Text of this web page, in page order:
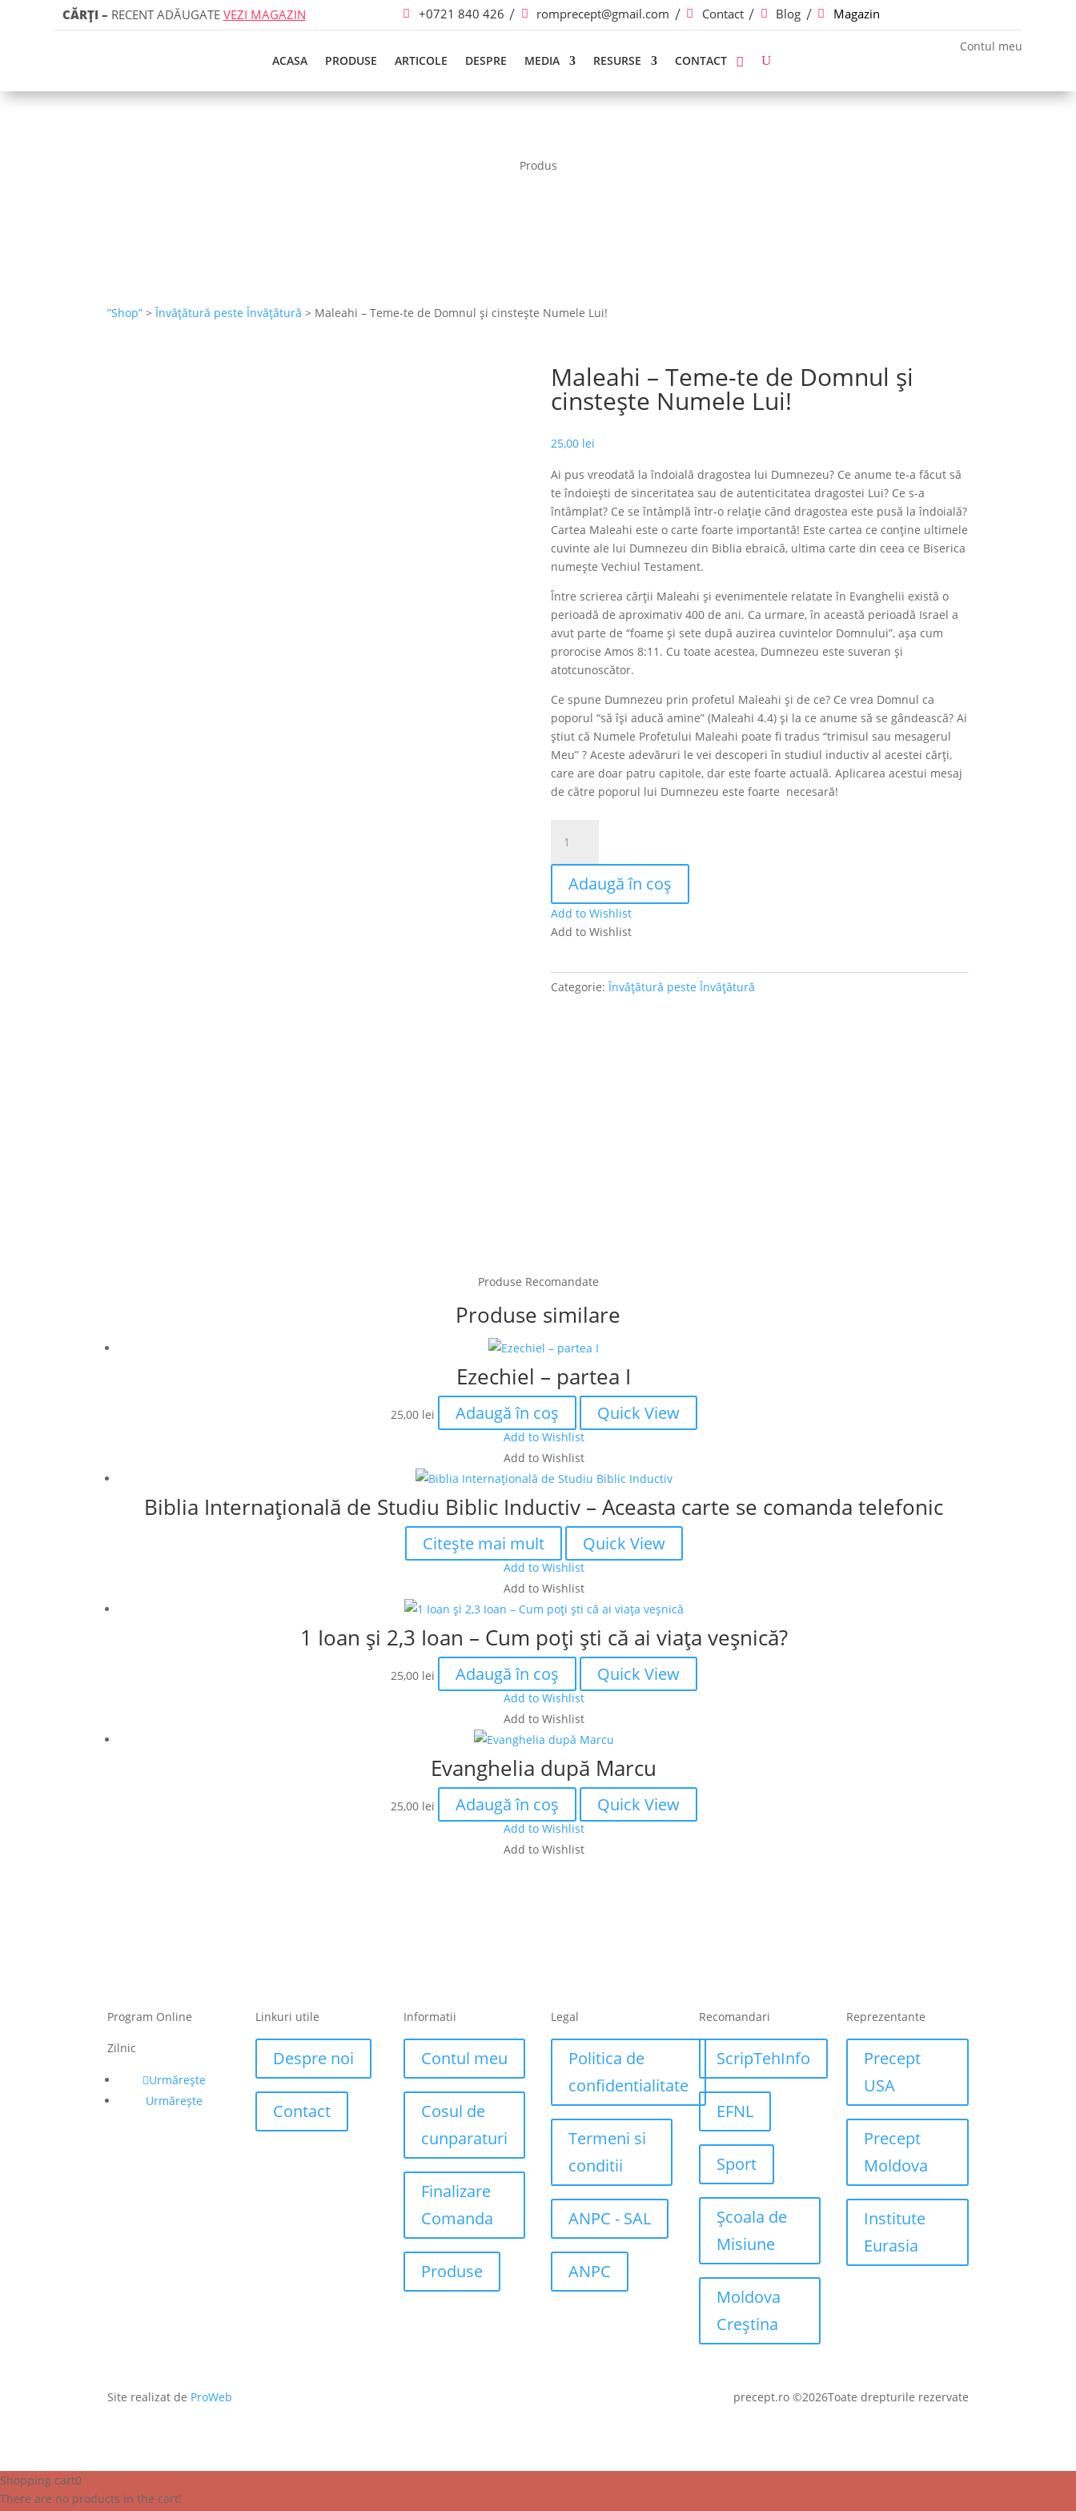
CĂRȚI – RECENT ADĂUGATE VEZI MAGAZIN +0721 840 426 romprecept@gmail.com Contact Blog Magazin
ACASA PRODUSE ARTICOLE DESPRE MEDIA RESURSE CONTACT
Contul meu
Produs
”Shop” >Învățătură peste Învățătură > Maleahi – Teme-te de Domnul și cinstește Numele Lui!
Maleahi – Teme-te de Domnul și
cinstește Numele Lui!
25,00 lei
Ai pus vreodată la îndoială dragostea lui Dumnezeu? Ce anume te-a făcut să
te îndoiești de sinceritatea sau de autenticitatea dragostei Lui? Ce s-a
întâmplat? Ce se întâmplă într-o relație când dragostea este pusă la îndoială?
Cartea Maleahi este o carte foarte importantă! Este cartea ce conține ultimele
cuvinte ale lui Dumnezeu din Biblia ebraică, ultima carte din ceea ce Biserica
numește Vechiul Testament.
Între scrierea cărții Maleahi și evenimentele relatate în Evanghelii există o
perioadă de aproximativ 400 de ani. Ca urmare, în această perioadă Israel a
avut parte de “foame și sete după auzirea cuvintelor Domnului”, așa cum
prorocise Amos 8:11. Cu toate acestea, Dumnezeu este suveran și
atotcunoscător.
Ce spune Dumnezeu prin profetul Maleahi și de ce? Ce vrea Domnul ca
poporul “să își aducă amine” (Maleahi 4.4) și la ce anume să se gândească? Ai
știut că Numele Profetului Maleahi poate fi tradus “trimisul sau mesagerul
Meu” ? Aceste adevăruri le vei descoperi în studiul inductiv al acestei cărți,
care are doar patru capitole, dar este foarte actuală. Aplicarea acestui mesaj
de către poporul lui Dumnezeu este foarte necesară!
Maleahi
–
Teme-
te
de
Domnul
cinstește
Numele
Adaugă în coș
Add to Wishlist
Add to Wishlist
Categorie:Învățătură peste Învățătură
Produse Recomandate
Produse similare
Ezechiel – partea I
25,00 lei Adaugă în coș Quick View
Add to Wishlist
Add to Wishlist
Biblia Internațională de Studiu Biblic Inductiv – Aceasta carte se comanda telefonic
Citește mai mult Quick View
Add to Wishlist
Add to Wishlist
1 Ioan și 2,3 Ioan – Cum poți ști că ai viața veșnică?
25,00 lei Adaugă în coș Quick View
Add to Wishlist
Add to Wishlist
Evanghelia după Marcu
25,00 lei Adaugă în coș Quick View
Add to Wishlist
Add to Wishlist
Program Online
Zilnic
Urmărește
Urmărește
Linkuri utile
Despre noi
Contact
Informatii
Contul meu
Cosul de
cunparaturi
Finalizare
Comanda
Produse
Legal
Politica de
confidentialitate
Termeni si
conditii
ANPC - SAL
ANPC
Recomandari
ScripTehInfo
EFNL
Sport
Școala de
Misiune
Moldova
Creștina
Reprezentante
Precept
USA
Precept
Moldova
Institute
Eurasia
Site realizat de ProWeb precept.ro ©2026Toate drepturile rezervate
Shopping cart0
There are no products in the cart!